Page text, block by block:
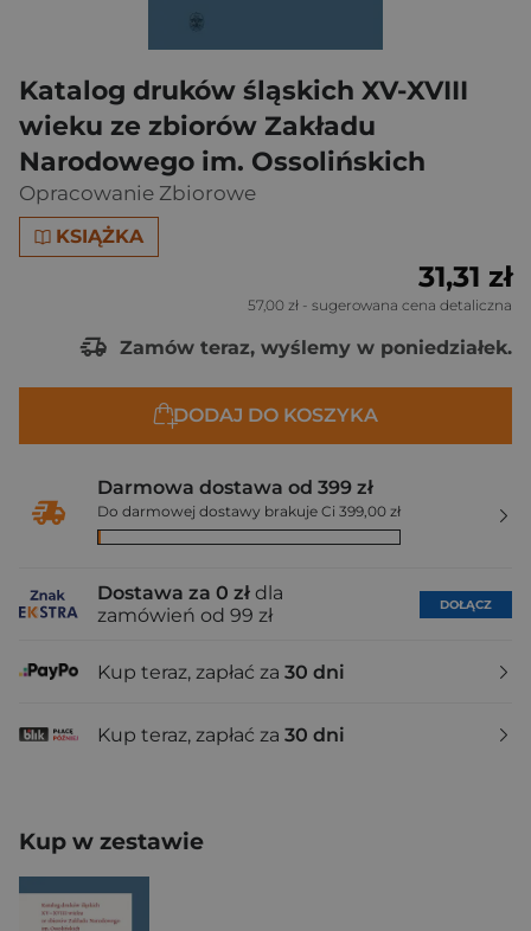
Katalog druków śląskich XV-XVIII
wieku ze zbiorów Zakładu
Narodowego im. Ossolińskich
Opracowanie Zbiorowe
KSIĄŻKA
31,31 zł
57,00 zł - sugerowana cena detaliczna
Zamów teraz, wyślemy w poniedziałek.
DODAJ DO KOSZYKA
Darmowa dostawa od 399 zł
Do darmowej dostawy brakuje Ci 399,00 zł
Dostawa za 0 zł dla
zamówień od 99 zł
DOŁĄCZ
Kup teraz, zapłać za 30 dni
Kup teraz, zapłać za 30 dni
Kup w zestawie